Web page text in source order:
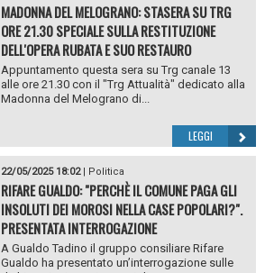
MADONNA DEL MELOGRANO: STASERA SU TRG
ORE 21.30 SPECIALE SULLA RESTITUZIONE
DELL'OPERA RUBATA E SUO RESTAURO
Appuntamento questa sera su Trg canale 13
alle ore 21.30 con il "Trg Attualità" dedicato alla
Madonna del Melograno di...
LEGGI
22/05/2025 18:02| Politica
RIFARE GUALDO: "PERCHÈ IL COMUNE PAGA GLI
INSOLUTI DEI MOROSI NELLA CASE POPOLARI?".
PRESENTATA INTERROGAZIONE
A Gualdo Tadino il gruppo consiliare Rifare
Gualdo ha presentato un’interrogazione sulle